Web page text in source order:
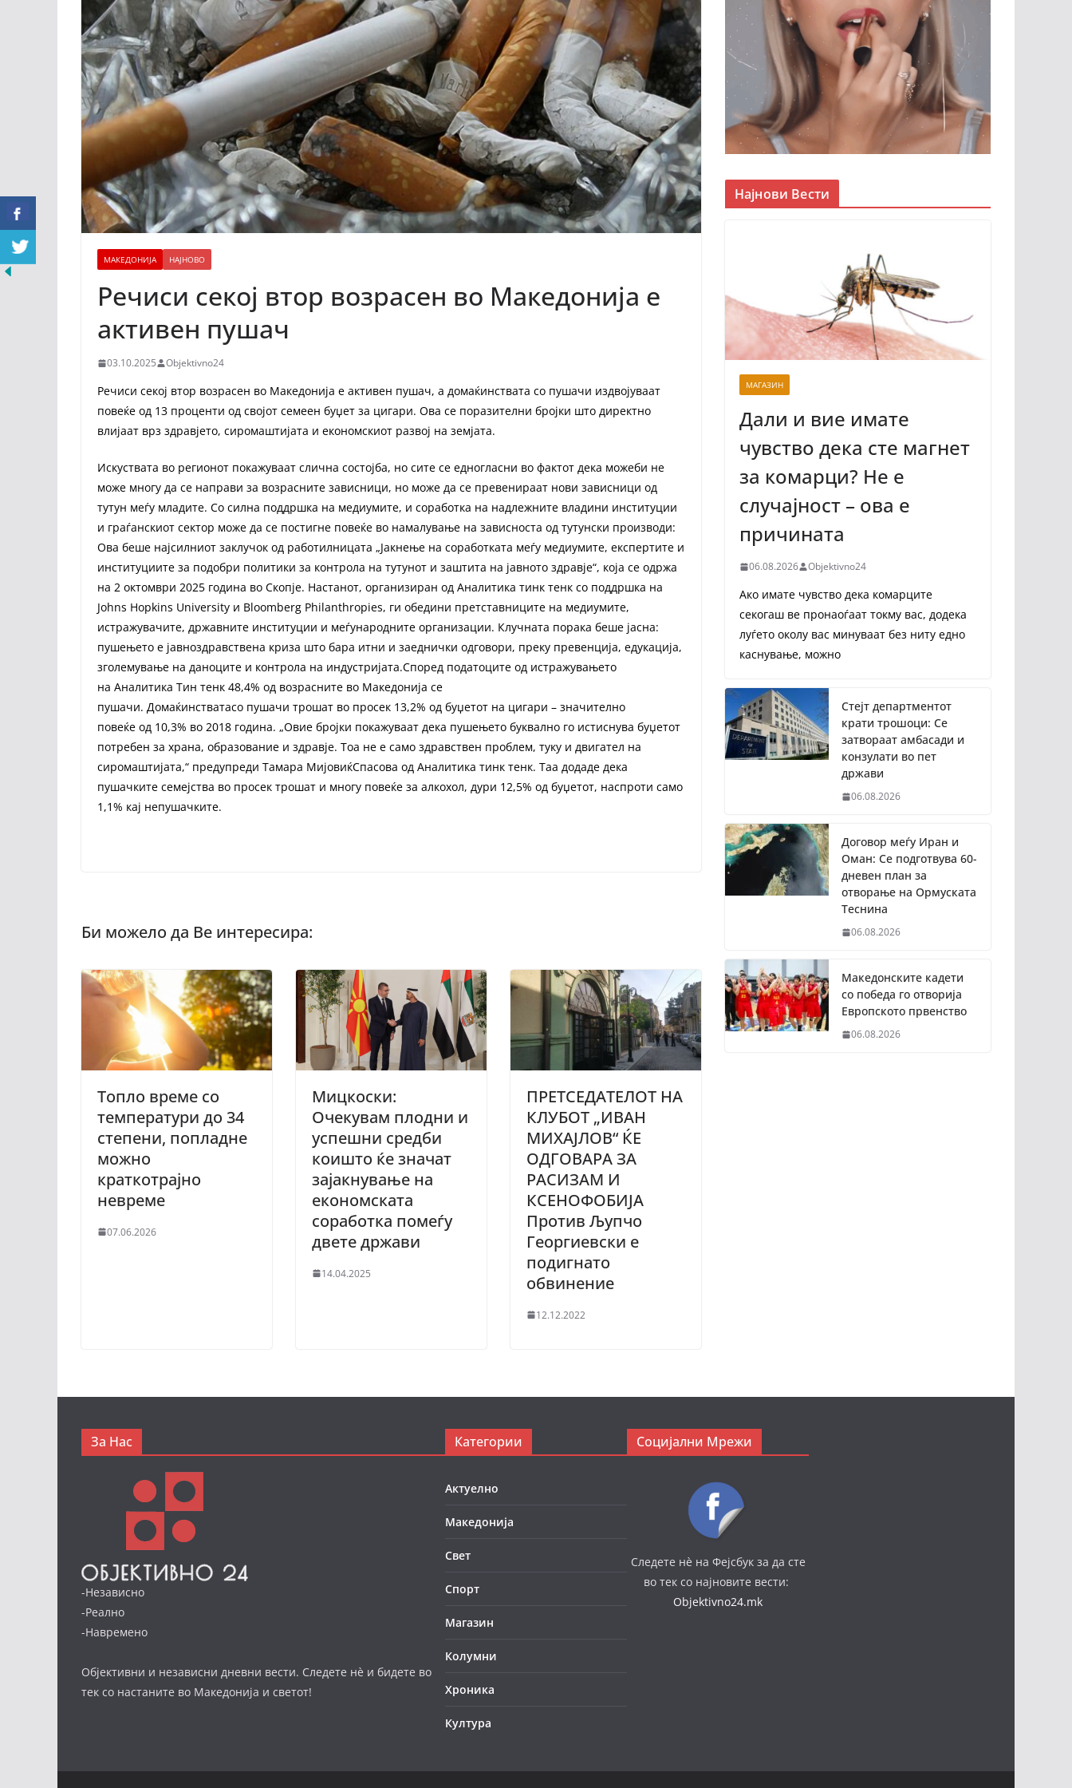
МАКЕДОНИЈА НАЈНОВО
Речиси секој втор возрасен во Македонија е
активен пушач
03.10.2025 Objektivno24
Речиси секој втор возрасен во Македонија е активен пушач, а домаќинствата со пушачи издвојуваат
повеќе од 13 проценти од својот семеен буџет за цигари. Ова се поразителни бројки што директно
влијаат врз здравјето, сиромаштијата и економскиот развој на земјата.
Искуствата во регионот покажуваат слична состојба, но сите се едногласни во фактот дека можеби не
може многу да се направи за возрасните зависници, но може да се превенираат нови зависници од
тутун меѓу младите. Со силна поддршка на медиумите, и соработка на надлежните владини институции
и граѓанскиот сектор може да се постигне повеќе во намалување на зависноста од тутунски производи:
Ова беше најсилниот заклучок од работилницата „Јакнење на соработката меѓу медиумите, експертите и
институциите за подобри политики за контрола на тутунот и заштита на јавното здравје“, која се одржа
на 2 октомври 2025 година во Скопје. Настанот, организиран од Аналитика тинк тенк со поддршка на
Johns Hopkins University и Bloomberg Philanthropies, ги обедини претставниците на медиумите,
истражувачите, државните институции и меѓународните организации. Клучната порака беше јасна:
пушењето е јавноздравствена криза што бара итни и заеднички одговори, преку превенција, едукација,
зголемување на даноците и контрола на индустријата.Според податоците од истражувањето
на Аналитика Тин тенк 48,4% од возрасните во Македонија се
пушачи. Домаќинстватасо пушачи трошат во просек 13,2% од буџетот на цигари – значително
повеќе од 10,3% во 2018 година. „Овие бројки покажуваат дека пушењето буквално го истиснува буџетот
потребен за храна, образование и здравје. Тоа не е само здравствен проблем, туку и двигател на
сиромаштијата,“ предупреди Тамара МијовиќСпасова од Аналитика тинк тенк. Таа додаде дека
пушачките семејства во просек трошат и многу повеќе за алкохол, дури 12,5% од буџетот, наспроти само
1,1% кај непушачките.
Топло време со
температури до 34
степени, попладне
можно
краткотрајно
невреме
07.06.2026
Мицкоски:
Очекувам плодни и
успешни средби
коишто ќе значат
зајакнување на
економската
соработка помеѓу
двете држави
14.04.2025
ПРЕТСЕДАТЕЛОТ НА
КЛУБОТ „ИВАН
МИХАЈЛОВ“ ЌЕ
ОДГОВАРА ЗА
РАСИЗАМ И
КСЕНОФОБИЈА
Против Љупчо
Георгиевски е
подигнато
обвинение
12.12.2022
Најнови Вести
МАГАЗИН
Дали и вие имате
чувство дека сте магнет
за комарци? Не е
случајност – ова е
причината
06.08.2026 Objektivno24
Ако имате чувство дека комарците
секогаш ве пронаоѓаат токму вас, додека
луѓето околу вас минуваат без ниту едно
каснување, можно
Стејт департментот
крати трошоци: Се
затвораат амбасади и
конзулати во пет
држави
06.08.2026
Договор меѓу Иран и
Оман: Се подготвува 60-
дневен план за
отворање на Ормуската
Теснина
06.08.2026
Македонските кадети
со победа го отворија
Европското првенство
06.08.2026
За Нас
-Независно
-Реално
-Навремено
Објективни и независни дневни вести. Следете нè и бидете во
тек со настаните во Македонија и светот!
Категории
Актуелно
Македонија
Свет
Спорт
Магазин
Колумни
Хроника
Култура
Социјални Мрежи
Следете нè на Фејсбук за да сте
во тек со најновите вести:
Objektivno24.mk